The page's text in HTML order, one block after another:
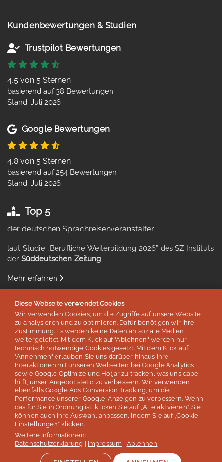
Kundenbewertungen & Studien
Trustpilot Bewertungen
4,5 von 5 Sternen
basierend auf 38 Bewertungen
Stand: Juli 2026
Google Bewertungen
4,8 von 5 Sternen
basierend auf 254 Bewertungen
Stand: Juli 2026
Top 5
der deutschen Sprachreisenveranstalter
laut Studie „Berufliche Weiterbildung 2026” des SZ Instituts
der Süddeutschen Zeitung
Mehr erfahren
Auszeichnungen & Mitgliedschaften
© lernen & helfen Sprachreisen - Inh. Silvia Schröder
Impressum
Datenschutz AGB / Reisebedingungen
Diese Webseite verwendet Cookies
Wir verwenden Cookies, um die Zugriffe auf unsere Website
zu analysieren und zu optimieren. Dafür benötigen wir Ihre
Zustimmung. Es werden keine Daten an soziale Medien
weitergeleitet. Mit dem Klick auf "Ablehnen" werden nur
technisch notwendige Cookies gesetzt. Mit dem Klick auf
"Annehmen" erlauben Sie uns darüber hinaus Ihre
Interaktionen mit unseren Webseiten bei Google Analytics
sowie Google Optimize und Hotjar zu tracken, was uns dabei
hilft, unser Angebot stetig zu verbessern. Wir verwenden
ebenfalls Google Ads Conversion Tracking, um die
Performance unserer Google-Anzeigen zu verbessern. Wenn
das für Sie in Ordnung ist, klicken Sie auf „Alle aktivieren“. Sie
können auch Ihre Auswahl anpassen, indem Sie auf „Cookie-
Einstellungen“ klicken.
Weitere Informationen:
Datenschutzerklärung
Impressum Ablehnen